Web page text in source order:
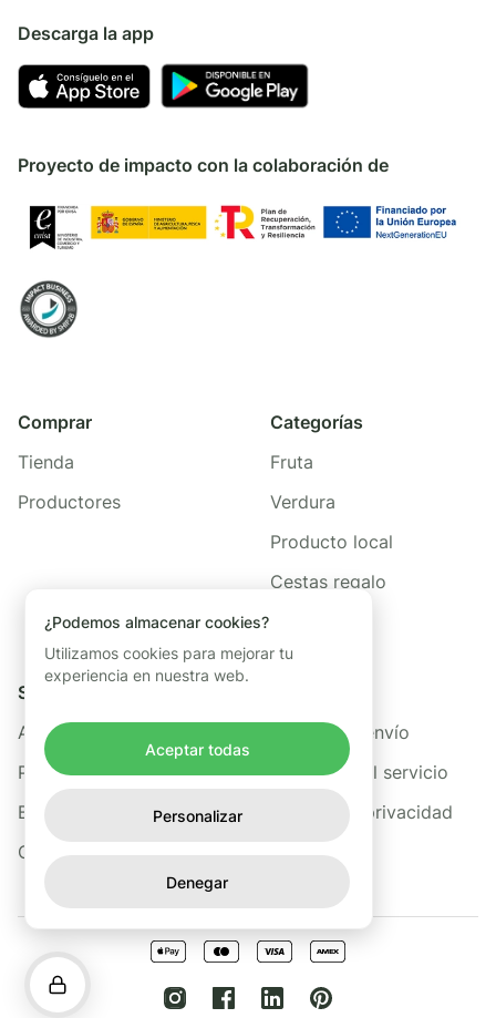
Descarga la app
Proyecto de impacto con la colaboración de
Comprar
Tienda
Productores
Categorías
Fruta
Verdura
Producto local
Cestas regalo
Sobre nosotros
Acerca de Freshis
Preguntas frecuentes
Blog
Contacto
Política de envío
Términos del servicio
Política de privacidad
¿Podemos almacenar cookies?
Utilizamos cookies para mejorar tu
experiencia en nuestra web.
Aceptar todas
Personalizar
Denegar